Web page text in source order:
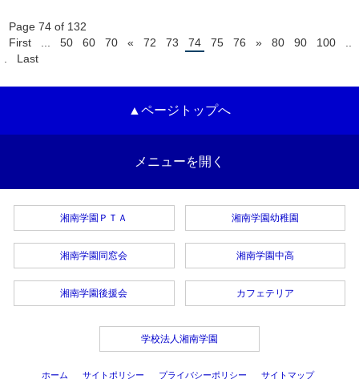
Page 74 of 132
First
50 60 70 « 72 73 74 75 76 » 80 90 100
Last
▲ページトップへ
メニューを開く
湘南学園ＰＴＡ
湘南学園同窓会
湘南学園後援会
湘南学園幼稚園
湘南学園中高
カフェテリア
学校法人湘南学園
ホーム サイトポリシー プライバシーポリシー サイトマップ